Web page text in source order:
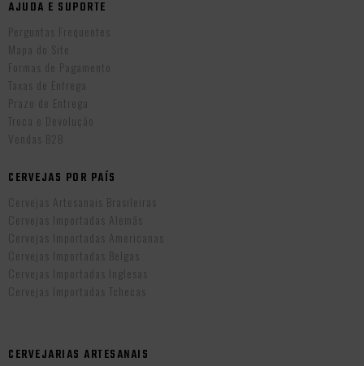
AJUDA E SUPORTE
Perguntas Frequentes
Mapa do Site
Formas de Pagamento
Taxas de Entrega
Prazo de Entrega
Troca e Devolução
Vendas B2B
CERVEJAS POR PAÍS
Cervejas Artesanais Brasileiras
Cervejas Importadas Alemãs
Cervejas Importadas Americanas
Cervejas Importadas Belgas
Cervejas Importadas Inglesas
Cervejas Importadas Tchecas
CERVEJARIAS ARTESANAIS